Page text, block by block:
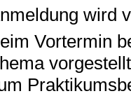
wird
Vortermin